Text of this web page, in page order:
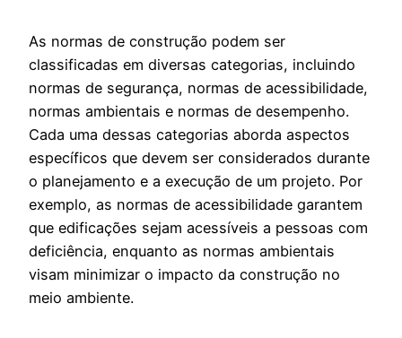
As normas de construção podem ser
classificadas em diversas categorias, incluindo
normas de segurança, normas de acessibilidade,
normas ambientais e normas de desempenho.
Cada uma dessas categorias aborda aspectos
específicos que devem ser considerados durante
o planejamento e a execução de um projeto. Por
exemplo, as normas de acessibilidade garantem
que edificações sejam acessíveis a pessoas com
deficiência, enquanto as normas ambientais
visam minimizar o impacto da construção no
meio ambiente.